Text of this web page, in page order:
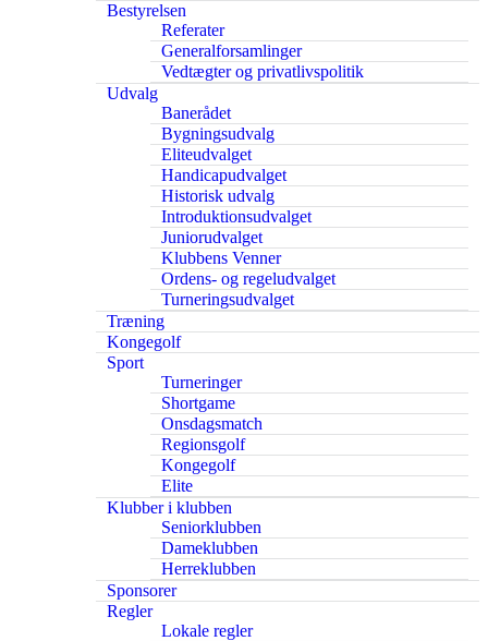
Bestyrelsen
Referater
Generalforsamlinger
Vedtægter og privatlivspolitik
Udvalg
Banerådet
Bygningsudvalg
Eliteudvalget
Handicapudvalget
Historisk udvalg
Introduktionsudvalget
Juniorudvalget
Klubbens Venner
Ordens- og regeludvalget
Turneringsudvalget
Træning
Kongegolf
Sport
Turneringer
Shortgame
Onsdagsmatch
Regionsgolf
Kongegolf
Elite
Klubber i klubben
Seniorklubben
Dameklubben
Herreklubben
Sponsorer
Regler
Lokale regler